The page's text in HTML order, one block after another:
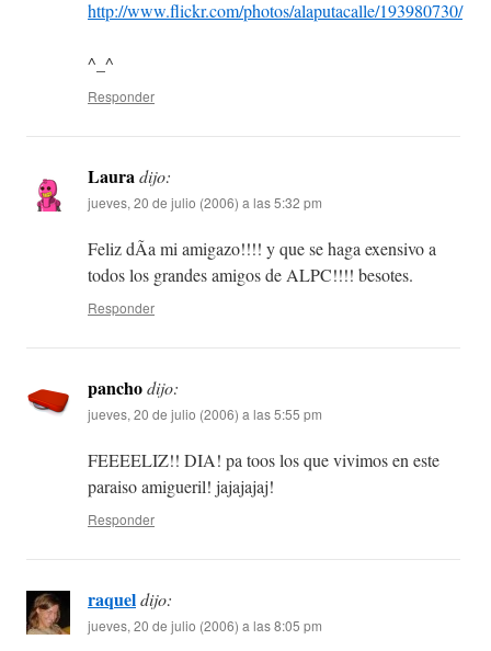
http://www.flickr.com/photos/alaputacalle/193980730/
^_^
Responder
Lauradijo:
jueves, 20 de julio (2006) a las 5:32 pm
Feliz dÃ­a mi amigazo!!!! y que se haga exensivo a
todos los grandes amigos de ALPC!!!! besotes.
Responder
panchodijo:
jueves, 20 de julio (2006) a las 5:55 pm
FEEEELIZ!! DIA! pa toos los que vivimos en este
paraiso amigueril! jajajajaj!
Responder
raqueldijo:
jueves, 20 de julio (2006) a las 8:05 pm